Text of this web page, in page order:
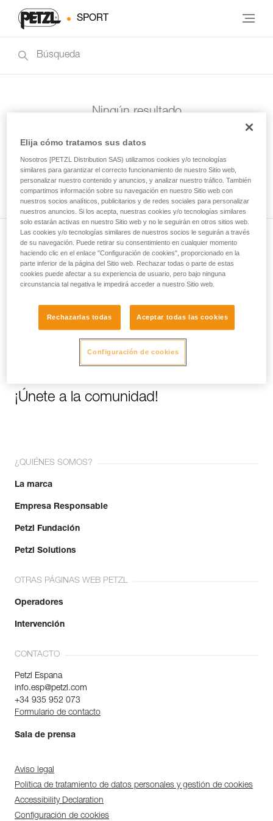
SPORT
Ningún resultado
Suscríbase al boletín
y mantente conectado con nuestras noticias
Email *
¡Únete a la comunidad!
¿QUIÉNES SOMOS?
La marca
Empresa Responsable
Petzl Fundación
Petzl Solutions
OTRAS PÁGINAS WEB PETZL
Operadores
Intervención
CONTACTO
Petzl Espana
info.esp@petzl.com
+34 935 952 073
Formulario de contacto
Sala de prensa
Aviso legal
Política de tratamiento de datos personales y gestión de cookies
Accessibility Declaration
Configuración de cookies
Elija cómo tratamos sus datos
Nosotros [PETZL Distribution SAS) utilizamos cookies y/o tecnologías
similares para garantizar el correcto funcionamiento de nuestro Sitio web,
personalizar nuestro contenido y anuncios, y analizar nuestro tráfico. También
compartimos información sobre su navegación en nuestro Sitio web con
nuestros socios analíticos, publicitarios y de redes sociales para personalizar
nuestros anuncios. Si los acepta, nuestras cookies y/o tecnologías similares
solo estarán activas en nuestro Sitio web y no le seguirán en otros sitios web.
Las cookies y/o tecnologías similares de nuestros socios le seguirán a través
de su navegación. Puede retirar su consentimiento en cualquier momento
haciendo clic en el enlace "Configuración de cookies", proporcionado en la
parte inferior de la página del Sitio web. Rechazar todas o parte de estas
cookies puede afectar a su experiencia de usuario, pero bajo ninguna
circunstancia tal negativa le impedirá acceder a nuestro Sitio web.
Rechazarlas todas Aceptar todas las cookies
Configuración de cookies